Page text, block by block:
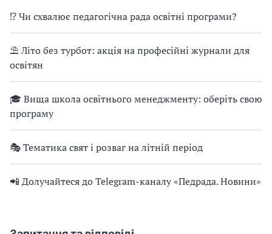
⁉ Чи схвалює педагогічна рада освітні програми?
⛱ Літо без турбот: акція на професійні журнали для
освітян
🎓 Вища школа освітнього менеджменту: оберіть свою
програму
🎭 Тематика свят і розваг на літній період
📲 Долучайтеся до Telegram-каналу «Педрада. Новини»